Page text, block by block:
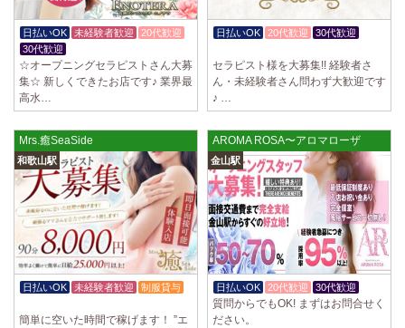
日払いOK 未経験者歓迎
20代歓迎
30代歓迎
☆オープニングセラピストさん大募
集☆ 新しくできたお店です♪ 業界最
高水…
日払いOK 20代歓迎
30代歓迎
セラピスト様を大募集!! 経験者さ
ん・未経験者さん問わず大歓迎です
♪ …
Mrs.癒SeaSide
和歌山駅
日払いOK 未経験者歓迎
制服貸与
簡単に空いた時間で稼げます！ ”エ
AROMA ROSA〜アロマローザ
金山駅
日払いOK 20代歓迎 30代歓迎
質問からでもOK! まずはお問合せく
ださい。